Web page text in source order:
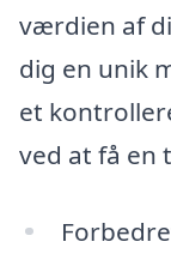
værdien af
dig en unik
et
ved at få en